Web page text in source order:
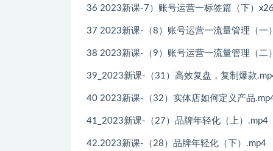
36 2023新课-7）账号运营一标签篇（下）
37 2023新课-（8）账号运营一流量管理（一
38 2023新课-（9）账号运营一流量管理（二
39_2023新课-（31）高效复盘，复制爆款
40 2023新课-（32）实体店如何定义产品
41_2023新课-（27）品牌年轻化（上）.mp4
42.2023新课-（28）品牌年轻化（下）.mp4